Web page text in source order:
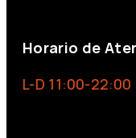
Horario de
L-D 11:00-22:00